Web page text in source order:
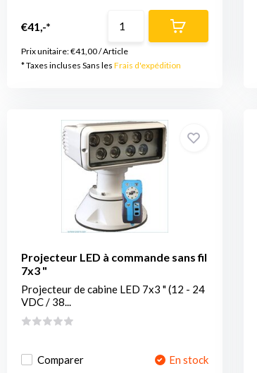
€41,-*
Prix unitaire:€41,00/Article
* Taxes incluses Sans les Frais d'expédition
Projecteur LED à commande sans fil
7x3 "
Projecteur de cabine LED 7x3 " (12 - 24
VDC / 38...
Comparer En stock